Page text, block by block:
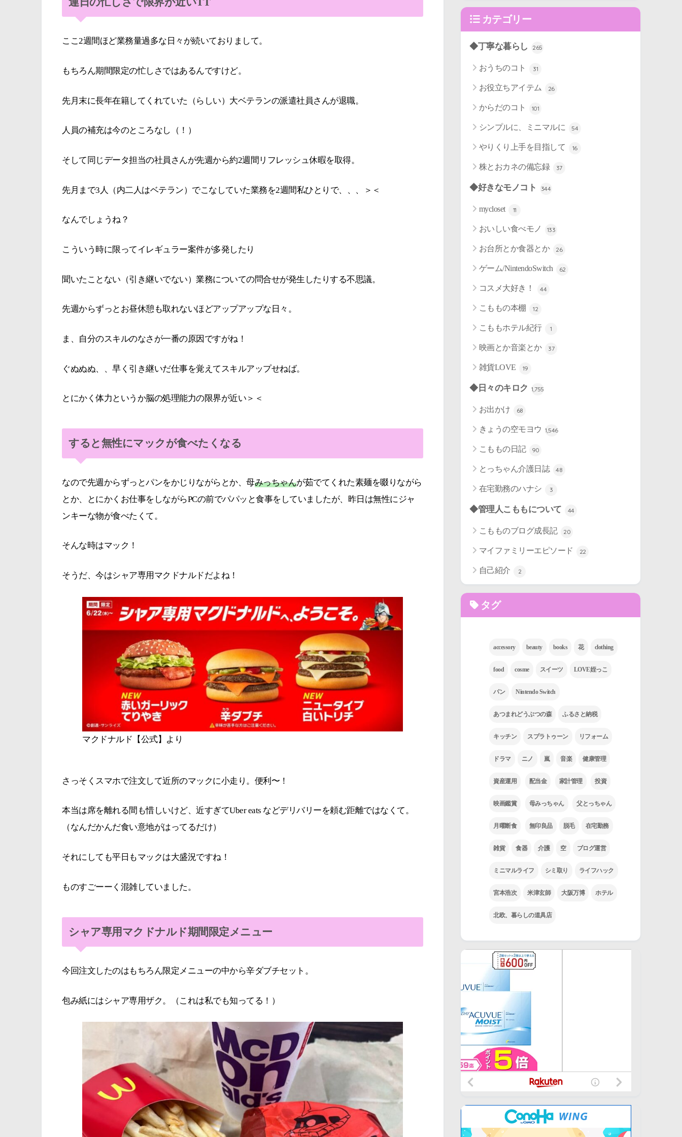
ここ2週間ほど業務量過多な日々が続いておりまして。
もちろん期間限定の忙しさではあるんですけど。
先月末に長年在籍してくれていた（らしい）大ベテランの派遣社員さんが退職。
人員の補充は今のところなし（！）
そして同じデータ担当の社員さんが先週から約2週間リフレッシュ休暇を取得。
先月まで3人（内二人はベテラン）でこなしていた業務を2週間私ひとりで、、、＞＜
なんでしょうね？
こういう時に限ってイレギュラー案件が多発したり
聞いたことない（引き継いでない）業務についての問合せが発生したりする不思議。
先週からずっとお昼休憩も取れないほどアップアップな日々。
ま、自分のスキルのなさが一番の原因ですがね！
ぐぬぬぬ、、早く引き継いだ仕事を覚えてスキルアップせねば。
とにかく体力というか脳の処理能力の限界が近い＞＜
すると無性にマックが食べたくなる
なので先週からずっとパンをかじりながらとか、母みっちゃんが茹でてくれた素麺を啜りながら
とか、とにかくお仕事をしながらPCの前でパパッと食事をしていましたが、昨日は無性にジャ
ンキーな物が食べたくて。
そんな時はマック！
そうだ、今はシャア専用マクドナルドだよね！
マクドナルド【公式】より
さっそくスマホで注文して近所のマックに小走り。便利〜！
本当は席を離れる間も惜しいけど、近すぎてUber eats などデリバリーを頼む距離ではなくて。
（なんだかんだ食い意地がはってるだけ）
それにしても平日もマックは大盛況ですね！
ものすごーーく混雑していました。
シャア専用マクドナルド期間限定メニュー
今回注文したのはもちろん限定メニューの中から辛ダブチセット。
包み紙にはシャア専用ザク。（これは私でも知ってる！）
カテゴリー
◆丁寧な暮らし 265
おうちのコト 31
お役立ちアイテム 26
からだのコト 101
シンプルに、ミニマルに 54
やりくり上手を目指して 16
株とおカネの備忘録 37
◆好きなモノコト 344
mycloset 11
おいしい食べモノ 133
お台所とか食器とか 26
ゲーム/NintendoSwitch 62
コスメ大好き！ 44
こももの本棚 12
こももホテル紀行 1
映画とか音楽とか 37
雑貨LOVE 19
◆日々のキロク 1,755
お出かけ 68
きょうの空モヨウ 1,546
こももの日記 90
とっちゃん介護日誌 48
在宅勤務のハナシ 3
◆管理人こももについて 44
こもものブログ成長記 20
マイファミリーエピソード 22
自己紹介 2
タグ
accessory beauty books 花 clothing
food cosme スイーツ LOVE姪っこ
パン Nintendo Switch
あつまれどうぶつの森 ふるさと納税
キッチン スプラトゥーン リフォーム
ドラマ ニノ 嵐 音楽 健康管理
資産運用 配当金 家計管理 投資
映画鑑賞 母みっちゃん 父とっちゃん
月曜断食 無印良品 脱毛 在宅勤務
雑貨 食器 介護 空 ブログ運営
ミニマルライフ シミ取り ライフハック
宮本浩次 米津玄師 大阪万博 ホテル
北欧、暮らしの道具店